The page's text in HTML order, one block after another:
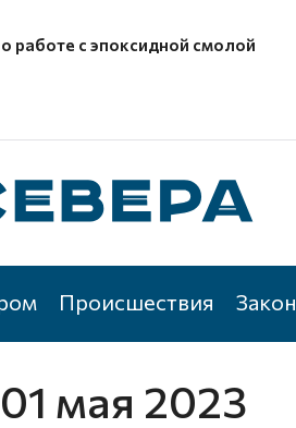
работе с эпоксидной смолой
Происшествия Закон
мая 2023